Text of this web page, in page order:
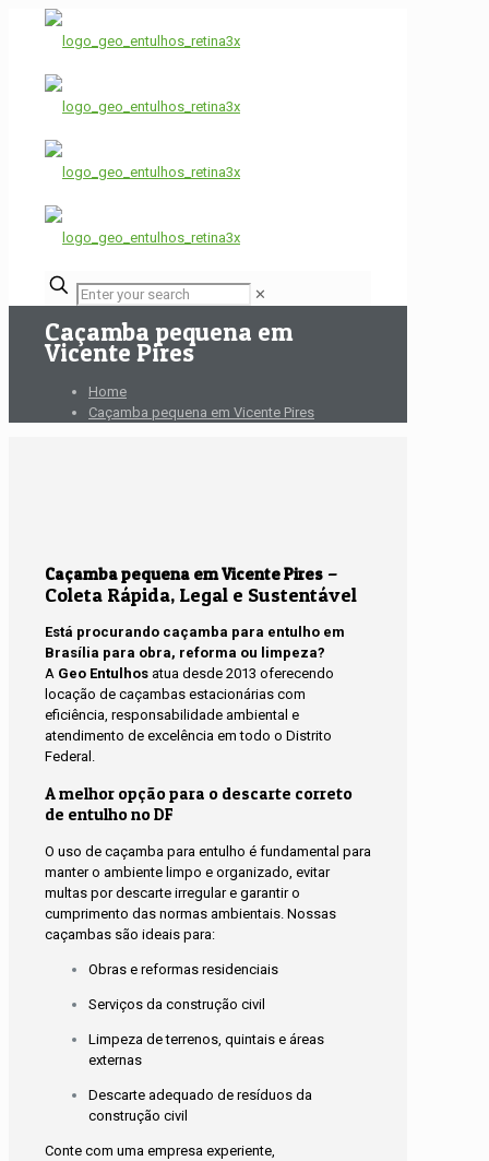
✕
Caçamba pequena em
Vicente Pires
Home
Caçamba pequena em Vicente Pires
Caçamba pequena em Vicente Pires –
Coleta Rápida, Legal e Sustentável
Está procurando caçamba para entulho em
Brasília para obra, reforma ou limpeza?
A Geo Entulhos atua desde 2013 oferecendo
locação de caçambas estacionárias com
eficiência, responsabilidade ambiental e
atendimento de excelência em todo o Distrito
Federal.
A melhor opção para o descarte correto
de entulho no DF
O uso de caçamba para entulho é fundamental para
manter o ambiente limpo e organizado, evitar
multas por descarte irregular e garantir o
cumprimento das normas ambientais. Nossas
caçambas são ideais para:
Obras e reformas residenciais
Serviços da construção civil
Limpeza de terrenos, quintais e áreas
externas
Descarte adequado de resíduos da
construção civil
Conte com uma empresa experiente,